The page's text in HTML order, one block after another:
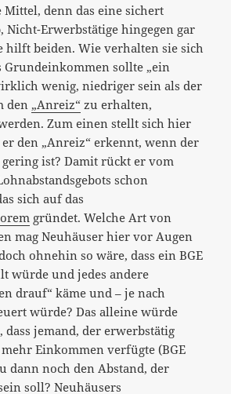
denn das eine sichert
Nicht-Erwerbstätige hingegen gar
hilft beiden. Wie verhalten sie sich
Grundeinkommen sollte „ein
wenig, niedriger sein als der
den „Anreiz“ zu erhalten,
Zum einen stellt sich hier
den „Anreiz“ erkennt, wenn der
ist? Damit rückt er vom
schon
sich auf das
gründet. Welche Art von
mag Neuhäuser hier vor Augen
ohnehin so wäre, dass ein BGE
würde und jedes andere
drauf“ käme und – je nach
würde? Das alleine würde
dass jemand, der erwerbstätig
Einkommen verfügte (BGE
dann noch den Abstand, der
soll? Neuhäusers